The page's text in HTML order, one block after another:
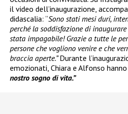
il video dell’inaugurazione,
didascalia: “Sono stati mesi duri,
perché la soddisfazione di
stata impagabile! Grazie a tutte le
persone che vogliono venire e che
braccia aperte.”Durante
emozionati, Chiara e Alfonso
nostro sogno di vita.”